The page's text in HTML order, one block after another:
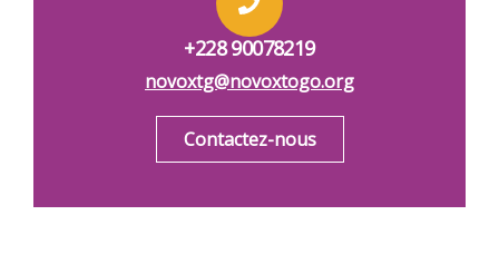
+228 90078219
novoxtg@novoxtogo.org
Contactez-nous